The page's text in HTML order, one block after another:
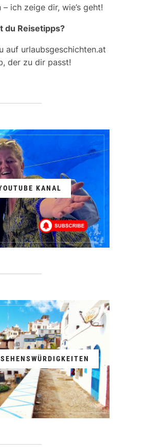
ich zeige dir, wie’s geht!
du Reisetipps?
auf urlaubsgeschichten.at
der zu dir passt!
KANAL